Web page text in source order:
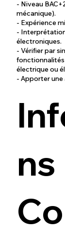
- Niveau
mécanique).
- Expérience
-
électroniques.
- Vérifier par
électrique ou
- Apporter une
ns